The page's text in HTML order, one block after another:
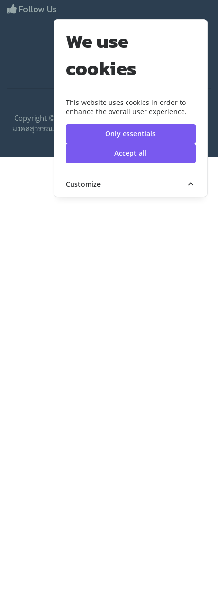
We use
cookies
This website uses cookies in order to
enhance the overall user experience.
Only essentials
Accept all
Customize
Follow Us
Copyright ©2020 RUS|กองคลัง มหาวิทยาลัยเทคโนโลยีราช
มงคลสุวรรณภูมิ | มหาวิทยาลัยเทคโนโลยีราชมงคลสุวรรณภูมิ